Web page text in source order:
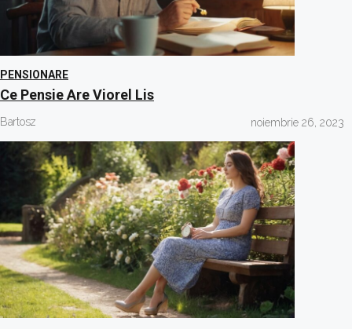
PENSIONARE
Ce Pensie Are Viorel Lis
Bartosz noiembrie 26, 2023